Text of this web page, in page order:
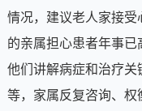
情况，建议老人家接
的亲属担心患者年事
他们讲解病症和治疗
等，家属反复咨询、